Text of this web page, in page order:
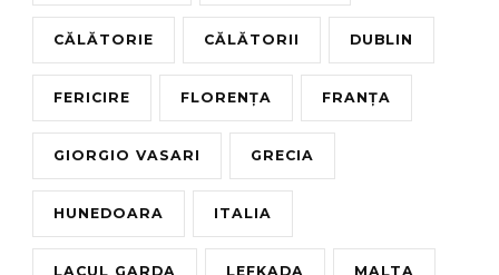
CĂLĂTORIE CĂLĂTORII DUBLIN
FERICIRE FLORENȚA FRANȚA
GIORGIO VASARI GRECIA
HUNEDOARA ITALIA
LACUL GARDA LEFKADA MALTA